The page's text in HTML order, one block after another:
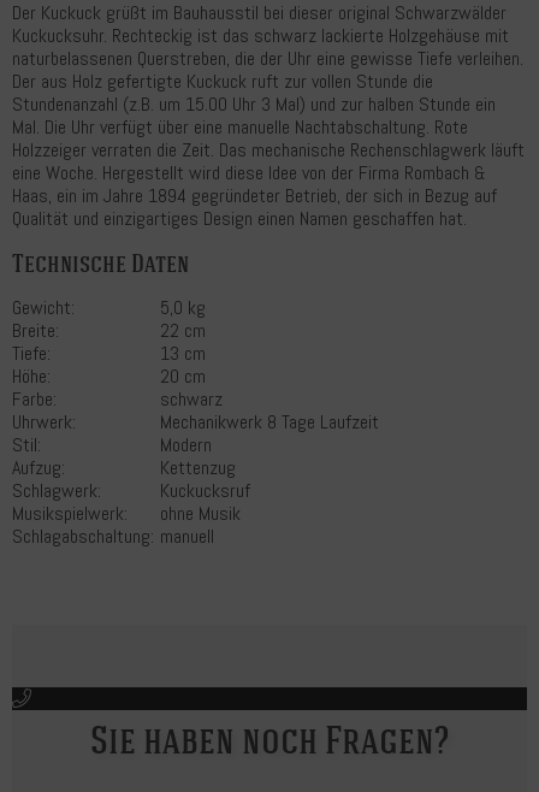
Der Kuckuck grüßt im Bauhausstil bei dieser original Schwarzwälder
Kuckucksuhr. Rechteckig ist das schwarz lackierte Holzgehäuse mit
naturbelassenen Querstreben, die der Uhr eine gewisse Tiefe verleihen.
Der aus Holz gefertigte Kuckuck ruft zur vollen Stunde die
Stundenanzahl (z.B. um 15.00 Uhr 3 Mal) und zur halben Stunde ein
Mal. Die Uhr verfügt über eine manuelle Nachtabschaltung. Rote
Holzzeiger verraten die Zeit. Das mechanische Rechenschlagwerk läuft
eine Woche. Hergestellt wird diese Idee von der Firma Rombach &
Haas, ein im Jahre 1894 gegründeter Betrieb, der sich in Bezug auf
Qualität und einzigartiges Design einen Namen geschaffen hat.
Technische Daten
Gewicht:
5,0 kg
Breite:
22 cm
Tiefe:
13 cm
Höhe:
20 cm
Farbe:
schwarz
Uhrwerk:
Mechanikwerk 8 Tage Laufzeit
Stil:
Modern
Aufzug:
Kettenzug
Schlagwerk:
Kuckucksruf
Musikspielwerk:
ohne Musik
Schlagabschaltung: manuell
Sie haben noch Fragen?